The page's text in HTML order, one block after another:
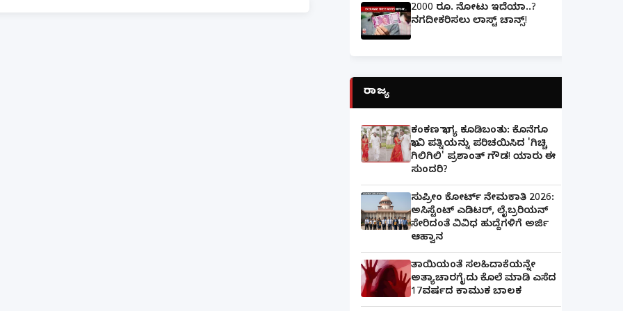
2000 ರೂ. ನೋಟು ಇದೆಯಾ..?
ನಗದೀಕರಿಸಲು ಲಾಸ್ಟ್‌ ಚಾನ್ಸ್‌!
ರಾಜ್ಯ
ಕಂಕಣ ಭಾಗ್ಯ ಕೂಡಿಬಂತು: ಕೊನೆಗೂ
ಭಾವಿ ಪತ್ನಿಯನ್ನು ಪರಿಚಯಿಸಿದ 'ಗಿಚ್ಚಿ
ಗಿಲಿಗಿಲಿ' ಪ್ರಶಾಂತ್ ಗೌಡ! ಯಾರು ಈ
ಸುಂದರಿ?
ಸುಪ್ರೀಂ ಕೋರ್ಟ್ ನೇಮಕಾತಿ 2026:
ಅಸಿಸ್ಟೆಂಟ್ ಎಡಿಟರ್, ಲೈಬ್ರರಿಯನ್
ಸೇರಿದಂತೆ ವಿವಿಧ ಹುದ್ದೆಗಳಿಗೆ ಅರ್ಜಿ
ಆಹ್ವಾನ
ತಾಯಿಯಂತೆ ಸಲಹಿದಾಕೆಯನ್ನೇ
ಅತ್ಯಾಚಾರಗೈದು ಕೊಲೆ ಮಾಡಿ ಎಸೆದ
17ವರ್ಷದ ಕಾಮುಕ ಬಾಲಕ